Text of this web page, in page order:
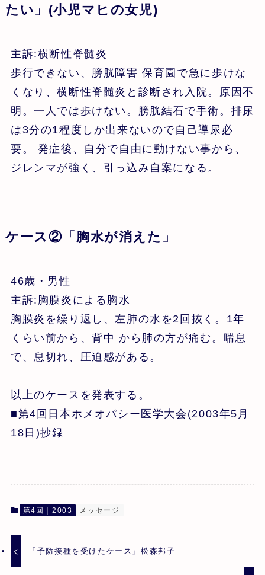
たい」(小児マヒの女児)
主訴:横断性脊髄炎
歩行できない、膀胱障害 保育園で急に歩けな
くなり、横断性脊髄炎と診断され入院。原因不
明。一人では歩けない。膀胱結石で手術。排尿
は3分の1程度しか出来ないので自己導尿必
要。 発症後、自分で自由に動けない事から、
ジレンマが強く、引っ込み自案になる。
ケース②「胸水が消えた」
46歳・男性
主訴:胸膜炎による胸水
胸膜炎を繰り返し、左肺の水を2回抜く。1年
くらい前から、背中 から肺の方が痛む。喘息
で、息切れ、圧迫感がある。
以上のケースを発表する。
■第4回日本ホメオパシー医学大会(2003年5月
18日)抄録
第4回｜2003 メッセージ
「予防接種を受けたケース」松森邦子